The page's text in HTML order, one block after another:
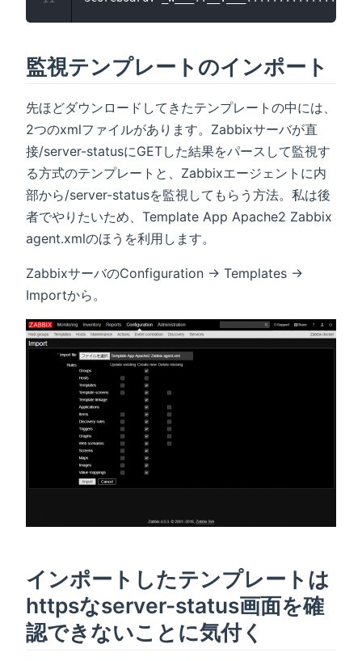
監視テンプレートのインポート
先ほどダウンロードしてきたテンプレートの中には、
2つのxmlファイルがあります。Zabbixサーバが直
接/server-statusにGETした結果をパースして監視す
る方式のテンプレートと、Zabbixエージェントに内
部から/server-statusを監視してもらう方法。私は後
者でやりたいため、Template App Apache2 Zabbix
agent.xmlのほうを利用します。
ZabbixサーバのConfiguration → Templates →
Importから。
インポートしたテンプレートは
httpsなserver-status画面を確
認できないことに気付く